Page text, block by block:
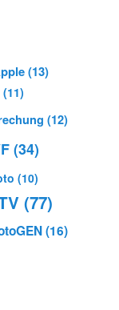
(13)
(11)
(12)
(34)
(10)
(77)
(16)